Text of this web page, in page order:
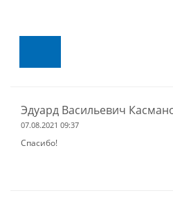
Эдуард Васильевич
07.08.2021 09:37
Спасибо!